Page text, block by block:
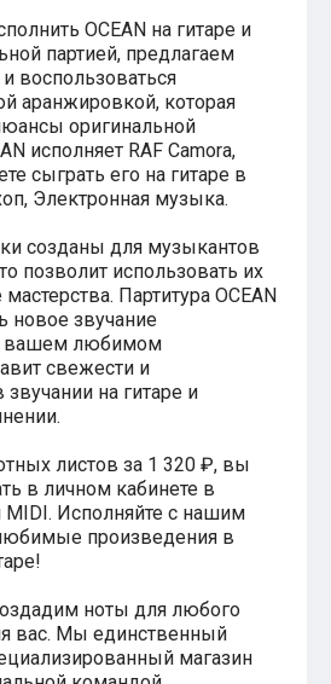
Кольца
OCEAN на гитаре и
партией, предлагаем
воспользоваться
аранжировкой, которая
оригинальной
исполняет RAF Camora,
сыграть его на гитаре в
Электронная музыка.
созданы для музыкантов
позволит использовать их
Партитура OCEAN
новое звучание
вашем любимом
свежести и
звучании на гитаре и
листов за 1 320 ₽, вы
в личном кабинете в
MIDI. Исполняйте с нашим
произведения в
ноты для любого
вас. Мы единственный
магазин